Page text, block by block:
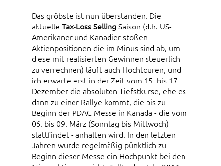
Das gröbste ist nun überstanden. Die
aktuelle Tax-Loss SellingSaison (d.h. US-
Amerikaner und Kanadier stoßen
Aktienpositionen die im Minus sind ab, um
diese mit realisierten Gewinnen steuerlich
zu verrechnen) läuft auch Hochtouren, und
ich erwarte erst in der Zeit vom 15. bis 17.
Dezember die absoluten Tiefstkurse, ehe es
dann zu einer Rallye kommt, die bis zu
Beginn der PDAC Messe in Kanada - die vom
06. bis 09. März (Sonntag bis Mittwoch)
stattfindet - anhalten wird. In den letzten
Jahren wurde regelmäßig pünktlich zu
Beginn dieser Messe ein Hochpunkt bei den